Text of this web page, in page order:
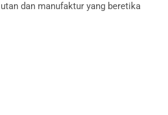
dan manufaktur yang beretika